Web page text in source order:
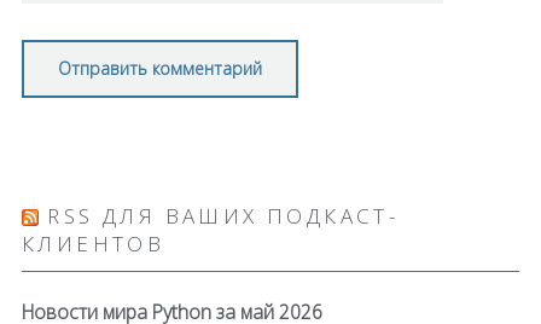
RSS ДЛЯ ВАШИХ ПОДКАСТ-
КЛИЕНТОВ
Новости мира Python за май 2026